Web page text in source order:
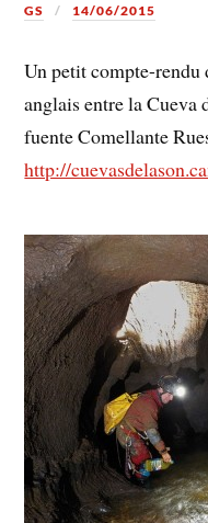
GS 14/06/2015
Un petit compte-rendu
anglais entre la
fuente Comellante
http://